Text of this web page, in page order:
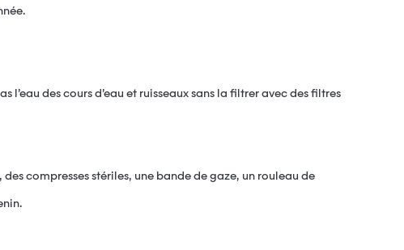
l’eau des cours d’eau et ruisseaux sans la filtrer avec des filtres
compresses stériles, une bande de gaze, un rouleau de